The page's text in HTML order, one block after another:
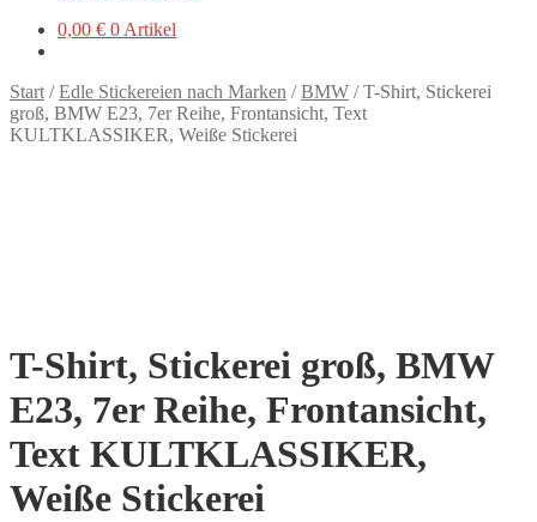
0,00 € 0 Artikel
Start /Edle Stickereien nach Marken /BMW /T-Shirt, Stickerei
groß, BMW E23, 7er Reihe, Frontansicht, Text
KULTKLASSIKER, Weiße Stickerei
T-Shirt, Stickerei groß, BMW
E23, 7er Reihe, Frontansicht,
Text KULTKLASSIKER,
Weiße Stickerei